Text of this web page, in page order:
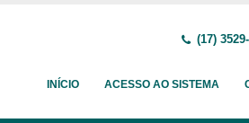
(17)
INÍCIO ACESSO AO SISTEMA